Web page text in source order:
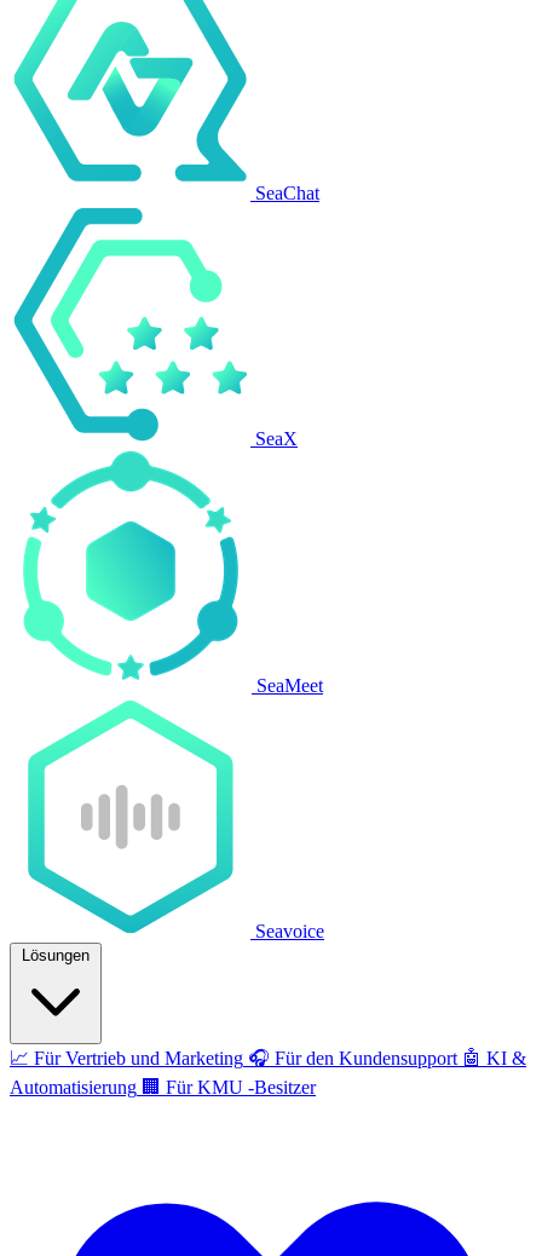
SeaChat
SeaX
SeaMeet
Seavoice
Lösungen
📈 Für Vertrieb und Marketing 🎧 Für den Kundensupport 🤖 KI &
Automatisierung 🏢 Für KMU -Besitzer